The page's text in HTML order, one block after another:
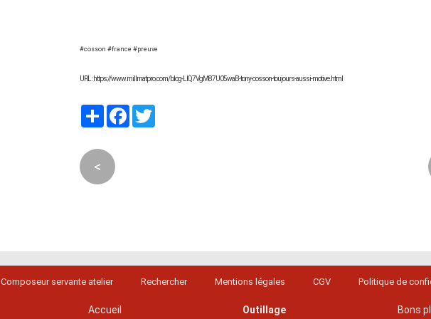
#cosson #france #preuve
URL : https://www.millmatpro.com/blog-LIQ7VgM87U05waB-tony-cosson-toujours-aussi-motive.html
PartagerFacebook
<
Composeur servante atelier Rechercher Mentions légales CGV Politique de
Accueil Outillage Bons